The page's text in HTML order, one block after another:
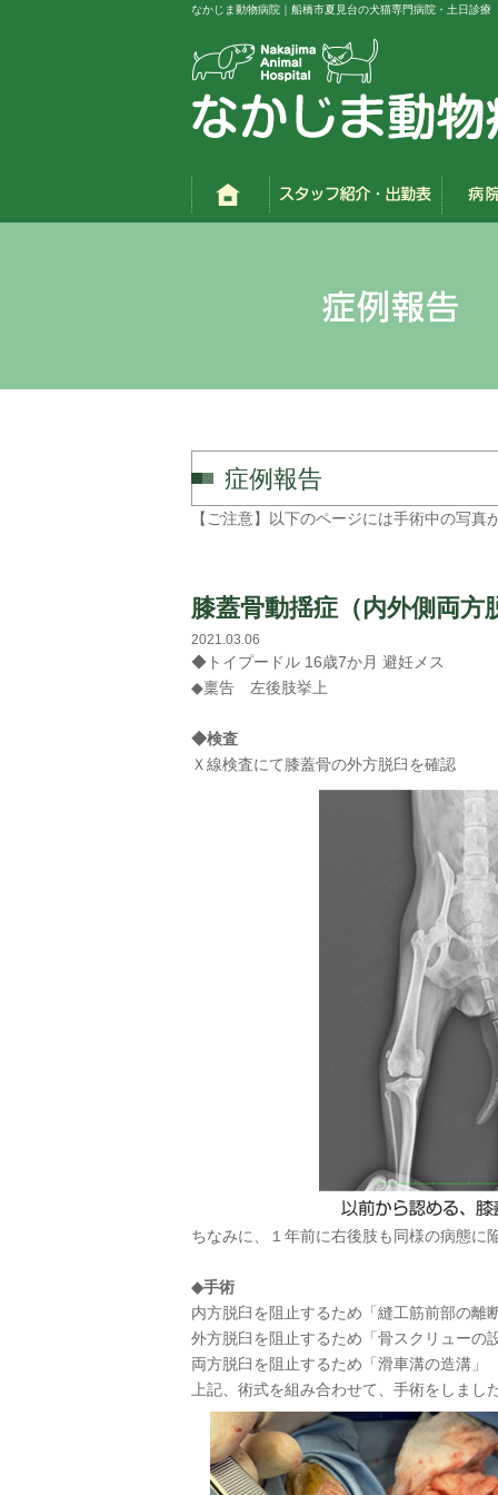
なかじま動物病院｜船橋市夏見台の犬猫専門病院・土日診療
症例報告
【ご注意】以下のページには手術中の写
膝蓋骨動揺症（内外側両方
2021.03.06
◆トイプードル 16歳7か月 避妊メス
◆稟告 左後肢挙上
◆検査
Ｘ線検査にて膝蓋骨の外方脱臼を確認
ちなみに、１年前に右後肢も同様の病態に
◆手術
内方脱臼を阻止するため「縫工筋前部の離
外方脱臼を阻止するため「骨スクリューの
両方脱臼を阻止するため「滑車溝の造溝」
上記、術式を組み合わせて、手術をしまし